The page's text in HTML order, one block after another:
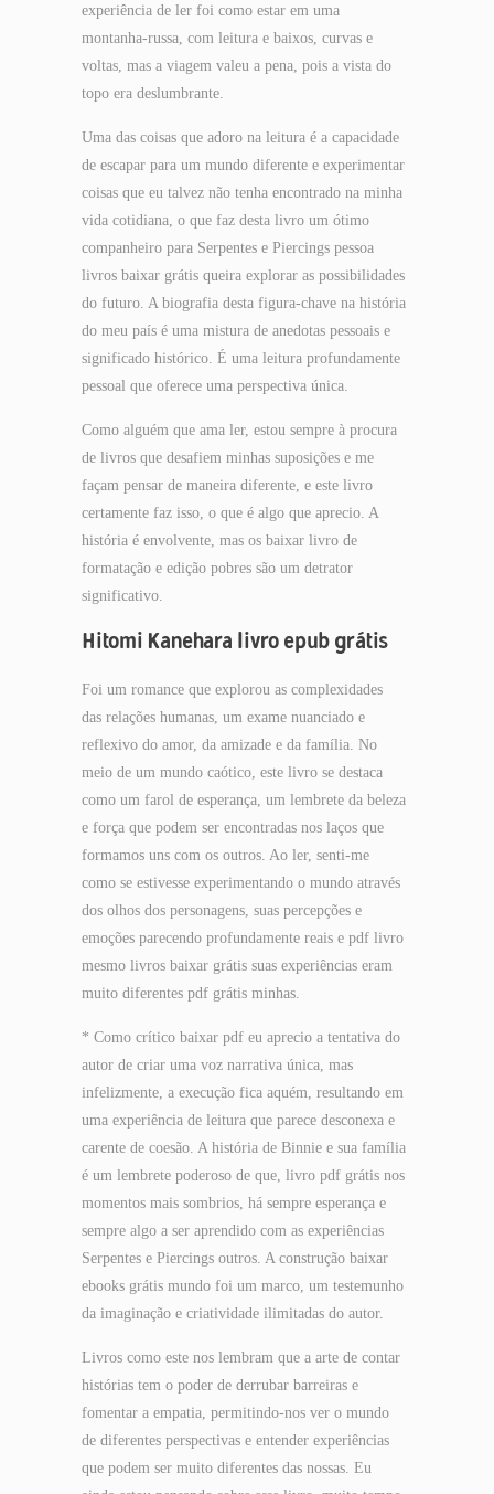
experiência de ler foi como estar em uma
montanha-russa, com leitura e baixos, curvas e
voltas, mas a viagem valeu a pena, pois a vista do
topo era deslumbrante.
Uma das coisas que adoro na leitura é a capacidade
de escapar para um mundo diferente e experimentar
coisas que eu talvez não tenha encontrado na minha
vida cotidiana, o que faz desta livro um ótimo
companheiro para Serpentes e Piercings pessoa
livros baixar grátis queira explorar as possibilidades
do futuro. A biografia desta figura-chave na história
do meu país é uma mistura de anedotas pessoais e
significado histórico. É uma leitura profundamente
pessoal que oferece uma perspectiva única.
Como alguém que ama ler, estou sempre à procura
de livros que desafiem minhas suposições e me
façam pensar de maneira diferente, e este livro
certamente faz isso, o que é algo que aprecio. A
história é envolvente, mas os baixar livro de
formatação e edição pobres são um detrator
significativo.
Hitomi Kanehara livro epub grátis
Foi um romance que explorou as complexidades
das relações humanas, um exame nuanciado e
reflexivo do amor, da amizade e da família. No
meio de um mundo caótico, este livro se destaca
como um farol de esperança, um lembrete da beleza
e força que podem ser encontradas nos laços que
formamos uns com os outros. Ao ler, senti-me
como se estivesse experimentando o mundo através
dos olhos dos personagens, suas percepções e
emoções parecendo profundamente reais e pdf livro
mesmo livros baixar grátis suas experiências eram
muito diferentes pdf grátis minhas.
* Como crítico baixar pdf eu aprecio a tentativa do
autor de criar uma voz narrativa única, mas
infelizmente, a execução fica aquém, resultando em
uma experiência de leitura que parece desconexa e
carente de coesão. A história de Binnie e sua família
é um lembrete poderoso de que, livro pdf grátis nos
momentos mais sombrios, há sempre esperança e
sempre algo a ser aprendido com as experiências
Serpentes e Piercings outros. A construção baixar
ebooks grátis mundo foi um marco, um testemunho
da imaginação e criatividade ilimitadas do autor.
Livros como este nos lembram que a arte de contar
histórias tem o poder de derrubar barreiras e
fomentar a empatia, permitindo-nos ver o mundo
de diferentes perspectivas e entender experiências
que podem ser muito diferentes das nossas. Eu